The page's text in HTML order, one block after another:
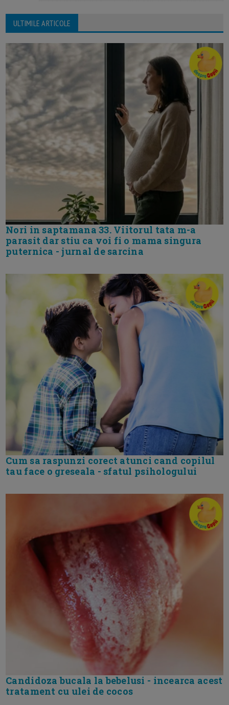
ULTIMILE ARTICOLE
Nori in saptamana 33. Viitorul tata m-a
parasit dar stiu ca voi fi o mama singura
puternica - jurnal de sarcina
Cum sa raspunzi corect atunci cand copilul
tau face o greseala - sfatul psihologului
Candidoza bucala la bebelusi - incearca acest
tratament cu ulei de cocos